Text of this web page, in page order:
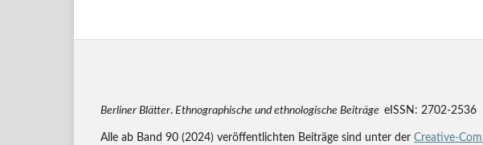
Berliner Blätter. Ethnographische und ethnologische Beiträge eISSN: 2702-2536
Alle ab Band 90 (2024) veröffentlichten Beiträge sind unter der Creative-